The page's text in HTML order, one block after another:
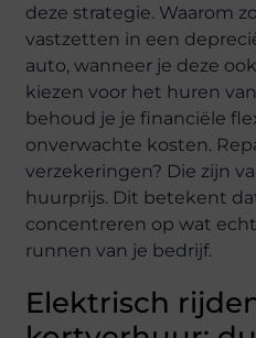
deze strategie. Waarom
vastzetten in een
auto, wanneer je deze
kiezen voor het huren
behoud je je financiële
onverwachte kosten.
verzekeringen? Die zijn
huurprijs. Dit betekent
concentreren op wat
runnen van je bedrijf.
Elektrisch